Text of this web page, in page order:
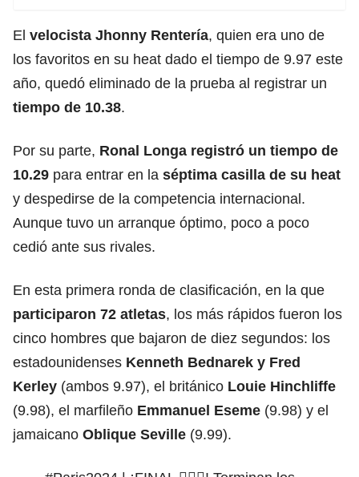
El velocista Jhonny Rentería, quien era uno de
los favoritos en su heat dado el tiempo de 9.97 este
año, quedó eliminado de la prueba al registrar un
tiempo de 10.38.
Por su parte, Ronal Longa registró un tiempo de
10.29 para entrar en la séptima casilla de su heat
y despedirse de la competencia internacional.
Aunque tuvo un arranque óptimo, poco a poco
cedió ante sus rivales.
En esta primera ronda de clasificación, en la que
participaron 72 atletas, los más rápidos fueron los
cinco hombres que bajaron de diez segundos: los
estadounidenses Kenneth Bednarek y Fred
Kerley (ambos 9.97), el británico Louie Hinchliffe
(9.98), el marfileño Emmanuel Eseme (9.98) y el
jamaicano Oblique Seville (9.99).